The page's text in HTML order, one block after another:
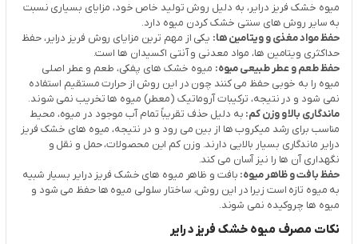
میوه خشک فریز درایر، به دلیل روش تولید خاص خود، مزایای بسیاری نسبت
به سایر روش های سنتی خشک کردن میوه دارد.
حفظ مواد مغذی و ویتامین ها: یکی از مهم ترین مزایای روش فریز درایر، حفظ
حداکثری ویتامین ها، مواد معدنی و آنتی اکسیدان ها است.
حفظ طعم و عطر طبیعی میوه: میوه خشک های پفکی، طعم و عطر اصلی
میوه را به خوبی حفظ می کنند چون در این روش از حرارت مستقیم استفاده
نمی شود و در نتیجه، ترکیبات آروماتیک (معطر) میوه ها تخریب نمی شوند.
ماندگاری بالا و وزن کم: به دلیل حذف تقریباً تمام آب موجود در میوه، محیط
مناسب برای رشد میکروب ها از بین می رود و در نتیجه، میوه های خشک فریز
درایر ماندگاری بسیار بالایی دارند. وزن کم این محصولات، حمل و نقل و
نگهداری آن ها را نیز آسان می کند.
حفظ بافت و ظاهر میوه: بافت و ظاهر میوه های خشک فریز درایر بسیار شبیه
به میوه تازه است زیرا در این روش، ساختار سلولی میوه ها حفظ می شود و
میوه ها چروکیده نمی شوند.
نکات مصرف میوه خشک فریز درایر